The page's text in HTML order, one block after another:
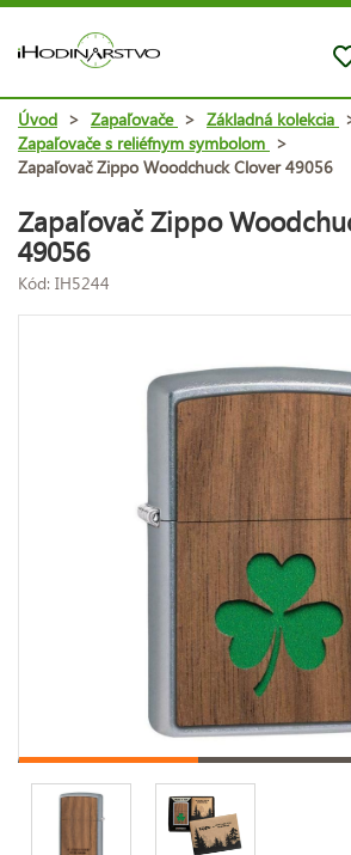
Úvod > Zapaľovače > Základná kolekcia
Zapaľovače s reliéfnym symbolom >
Zapaľovač Zippo Woodchuck Clover 49056
Zapaľovač Zippo
49056
Kód: IH5244